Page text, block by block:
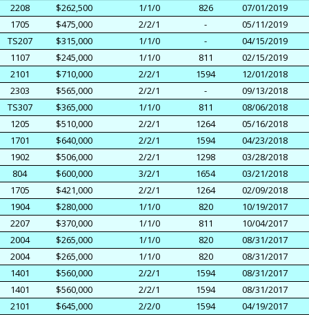
2208
$262,500 1/1/0 826
07/01/2019
1705
$475,000 2/2/1 -
05/11/2019
TS207
$315,000 1/1/0 -
04/15/2019
1107
$245,000 1/1/0 811
02/15/2019
2101
$710,000 2/2/1 1594
12/01/2018
2303
$565,000 2/2/1 -
09/13/2018
TS307
$365,000 1/1/0 811
08/06/2018
1205
$510,000 2/2/1 1264
05/16/2018
1701
$640,000 2/2/1 1594
04/23/2018
1902
$506,000 2/2/1 1298
03/28/2018
804
$600,000 3/2/1 1654
03/21/2018
1705
$421,000 2/2/1 1264
02/09/2018
1904
$280,000 1/1/0 820
10/19/2017
2207
$370,000 1/1/0 811
10/04/2017
2004
$265,000 1/1/0 820
08/31/2017
2004
$265,000 1/1/0 820
08/31/2017
1401
$560,000 2/2/1 1594
08/31/2017
1401
$560,000 2/2/1 1594
08/31/2017
2101
$645,000 2/2/0 1594
04/19/2017